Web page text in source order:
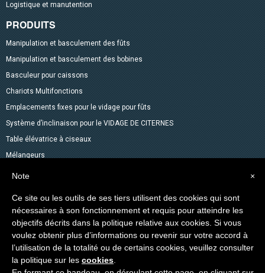
Logistique et manutention
PRODUITS
Manipulation et basculement des fûts
Manipulation et basculement des bobines
Basculeur pour caissons
Chariots Multifonctions
Emplacements fixes pour le vidage pour fûts
Système d’inclinaison pour le VIDAGE DE CITERNES
Table élévatrice à ciseaux
Mélangeurs
Accessoires pour fûts
Autres produits dans le catalogue
Levage des Matériaux
Produits spéciaux
Copyright © 2014-2026 VEAB S.R.L. Tous droits réservés.
×
Note
Ce site ou les outils de ses tiers utilisent des cookies qui sont
nécessaires à son fonctionnement et requis pour atteindre les
objectifs décrits dans la politique relative aux cookies. Si vous
voulez obtenir plus d’informations ou revenir sur votre accord à
l’utilisation de la totalité ou de certains cookies, veuillez consulter
la politique sur les cookies